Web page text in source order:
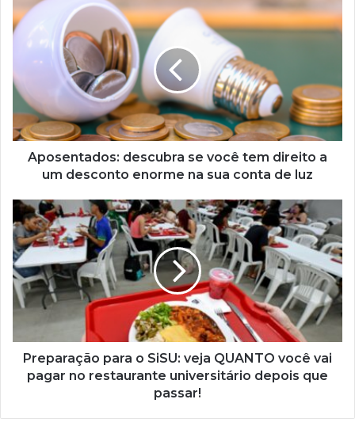
Aposentados:
descubra
se
tem
direito
desconto
enorme
conta
de
luz
Aposentados: descubra se você tem direito a
um desconto enorme na sua conta de luz
Preparação
para
o
SiSU:
veja
QUANTO
você
pagar
no
restaurante
Preparação para o SiSU: veja QUANTO você vai
pagar no restaurante universitário depois que
passar!